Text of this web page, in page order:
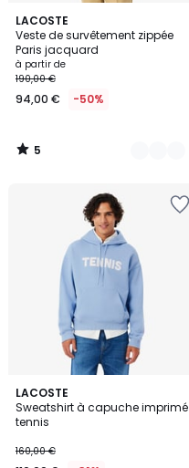
LACOSTE
Veste de survêtement zippée
Paris jacquard
à partir de
190,00 €
94,00 € -50%
5
/
5
5
Couleurs
5
/
LACOSTE
Sweatshirt à capuche imprimé
tennis
160,00 €